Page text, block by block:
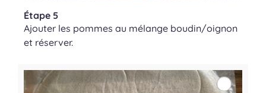
Étape 5
Ajouter les pommes au mélange boudin/oignon
et réserver.